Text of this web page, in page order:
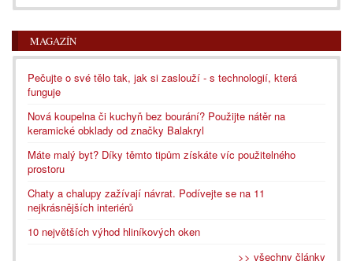
MAGAZÍN
Pečujte o své tělo tak, jak si zaslouží - s technologií, která
funguje
Nová koupelna či kuchyň bez bourání? Použijte nátěr na
keramické obklady od značky Balakryl
Máte malý byt? Díky těmto tipům získáte víc použitelného
prostoru
Chaty a chalupy zažívají návrat. Podívejte se na 11
nejkrásnějších interiérů
10 největších výhod hliníkových oken
>> všechny články